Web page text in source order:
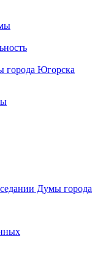
города Югорска
Думы города